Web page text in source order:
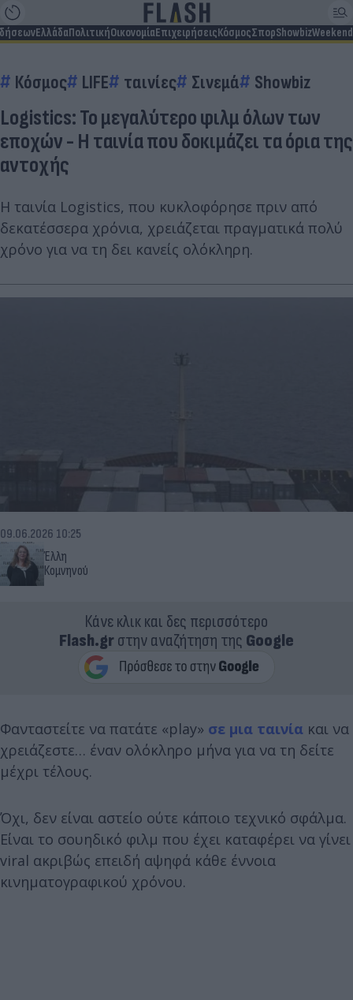
ΕλλάδαΠολιτικήΟικονομίαΕπιχειρήσειςΚόσμοςΣπορShowbizWeekend
Κόσμος LIFE ταινίες Σινεμά Showbiz
Logistics: Το μεγαλύτερο φιλμ όλων των
εποχών - Η ταινία που δοκιμάζει τα όρια της
αντοχής
Η ταινία Logistics, που κυκλοφόρησε πριν από
δεκατέσσερα χρόνια, χρειάζεται πραγματικά πολύ
χρόνο για να τη δει κανείς ολόκληρη.
Έλλη
Κομνηνού
09.06.2026 10:25
Κάνε κλικ και δες περισσότερο
Flash.grστην αναζήτηση της Google
Φανταστείτε να πατάτε «play» σε μια ταινία και να
χρειάζεστε… έναν ολόκληρο μήνα για να τη δείτε
μέχρι τέλους.
Όχι, δεν είναι αστείο ούτε κάποιο τεχνικό σφάλμα.
Είναι το σουηδικό φιλμ που έχει καταφέρει να γίνει
viral ακριβώς επειδή αψηφά κάθε έννοια
κινηματογραφικού χρόνου.